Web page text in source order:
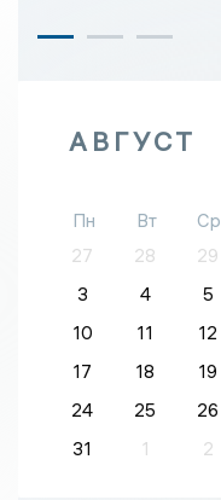
АВГУСТ
Пн Вт Ср
27
28 29
3
4 5
10
11 12
17
18 19
24
25 26
31
1 2